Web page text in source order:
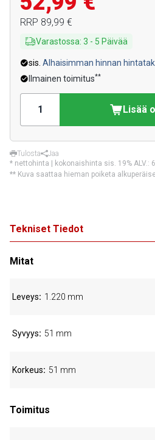
RRP 89,99 €
Varastossa: 3 - 5 Päivää
sis. Alhaisimman hinnan
Ilmainen toimitus**
Lisää
Tulosta
Jaa
* nettohinta | kokonaishinta sis. 19% ALV.:
** Kuva saattaa hieman poiketa
Tekniset Tiedot
Mitat
Leveys 1.220 mm
Syvyys 51 mm
Korkeus 51 mm
Toimitus